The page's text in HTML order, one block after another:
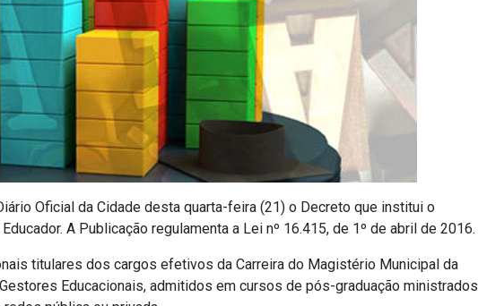
Oficial da Cidade desta quarta-feira (21) o Decreto que institui o
A Publicação regulamenta a Lei nº 16.415, de 1º de abril de 2016.
titulares dos cargos efetivos da Carreira do Magistério Municipal da
Educacionais, admitidos em cursos de pós-graduação ministrados